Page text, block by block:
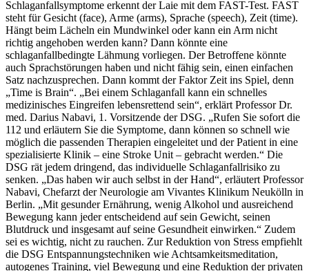
Schlaganfallsymptome erkennt der Laie mit dem FAST-Test. FAST
steht für Gesicht (face), Arme (arms), Sprache (speech), Zeit (time).
Hängt beim Lächeln ein Mundwinkel oder kann ein Arm nicht
richtig angehoben werden kann? Dann könnte eine
schlaganfallbedingte Lähmung vorliegen. Der Betroffene könnte
auch Sprachstörungen haben und nicht fähig sein, einen einfachen
Satz nachzusprechen. Dann kommt der Faktor Zeit ins Spiel, denn
„Time is Brain“. „Bei einem Schlaganfall kann ein schnelles
medizinisches Eingreifen lebensrettend sein“, erklärt Professor Dr.
med. Darius Nabavi, 1. Vorsitzende der DSG. „Rufen Sie sofort die
112 und erläutern Sie die Symptome, dann können so schnell wie
möglich die passenden Therapien eingeleitet und der Patient in eine
spezialisierte Klinik – eine Stroke Unit – gebracht werden.“ Die
DSG rät jedem dringend, das individuelle Schlaganfallrisiko zu
senken. „Das haben wir auch selbst in der Hand“, erläutert Professor
Nabavi, Chefarzt der Neurologie am Vivantes Klinikum Neukölln in
Berlin. „Mit gesunder Ernährung, wenig Alkohol und ausreichend
Bewegung kann jeder entscheidend auf sein Gewicht, seinen
Blutdruck und insgesamt auf seine Gesundheit einwirken.“ Zudem
sei es wichtig, nicht zu rauchen. Zur Reduktion von Stress empfiehlt
die DSG Entspannungstechniken wie Achtsamkeitsmeditation,
autogenes Training, viel Bewegung und eine Reduktion der privaten